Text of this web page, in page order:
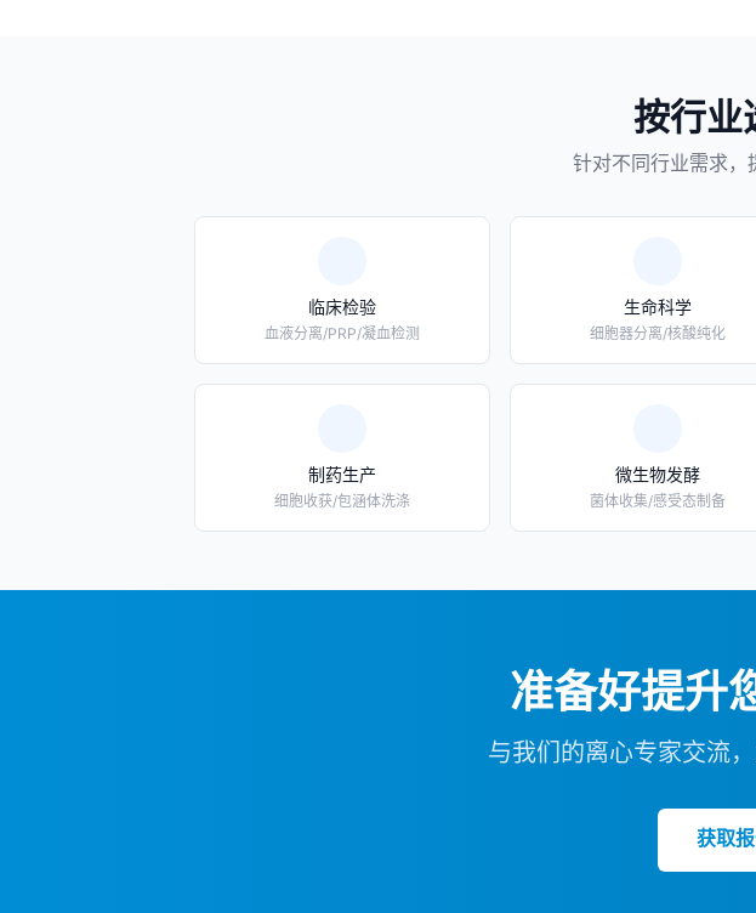
按行业
针对不同行业需求，
临床检验
血液分离/PRP/凝血检测
生命科学
细胞器分离/核酸纯化
制药生产
细胞收获/包涵体洗涤
微生物发酵
菌体收集/感受态制备
准备好提升
与我们的离心专家交流
获取